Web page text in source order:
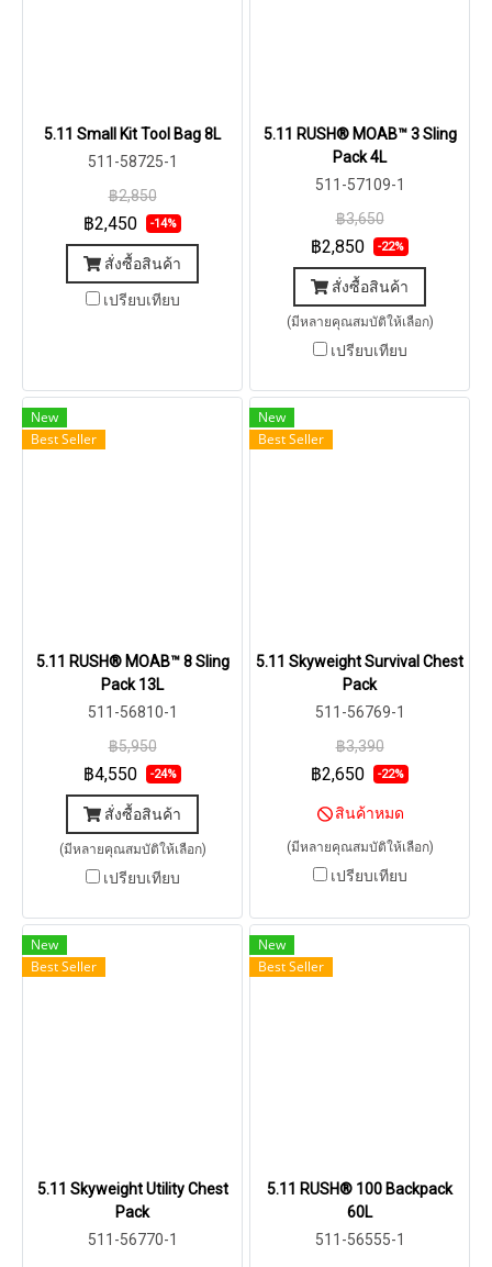
5.11 Small Kit Tool Bag 8L
511-58725-1
฿2,850
฿2,450 -14%
สั่งซื้อสินค้า
เปรียบเทียบ
5.11 RUSH® MOAB™ 3 Sling
Pack 4L
511-57109-1
฿3,650
฿2,850 -22%
สั่งซื้อสินค้า
(มีหลายคุณสมบัติให้เลือก)
เปรียบเทียบ
New
Best Seller
5.11 RUSH® MOAB™ 8 Sling
Pack 13L
511-56810-1
฿5,950
฿4,550 -24%
สั่งซื้อสินค้า
(มีหลายคุณสมบัติให้เลือก)
เปรียบเทียบ
New
Best Seller
5.11 Skyweight Survival Chest
Pack
511-56769-1
฿3,390
฿2,650 -22%
สินค้าหมด
(มีหลายคุณสมบัติให้เลือก)
เปรียบเทียบ
New
Best Seller
5.11 Skyweight Utility Chest
Pack
511-56770-1
New
Best Seller
5.11 RUSH® 100 Backpack
60L
511-56555-1